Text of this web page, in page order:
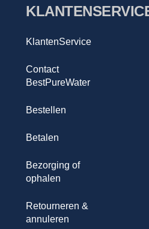
KlantenService
Contact
BestPureWater
Bestellen
Betalen
Bezorging of
ophalen
Retourneren &
annuleren